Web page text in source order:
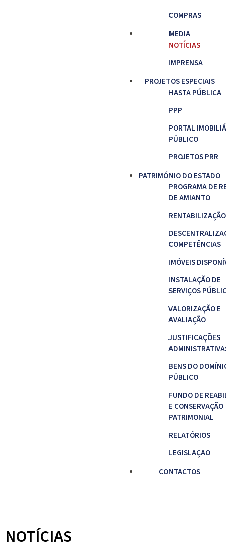
COMPRAS
MEDIA
NOTÍCIAS
IMPRENSA
PROJETOS ESPECIAIS
HASTA PÚBLICA
PPP
PORTAL
PÚBLICO
PROJETOS PRR
PATRIMÓNIO DO ESTADO
PROGRAMA DE
DE AMIANTO
RENTABILIZAÇÃO
COMPETÊNCIAS
IMÓVEIS
INSTALAÇÃO DE
SERVIÇOS
VALORIZAÇÃO E
AVALIAÇÃO
JUSTIFICAÇÕES
BENS DO
PÚBLICO
FUNDO DE
E CONSERVAÇÃO
PATRIMONIAL
RELATÓRIOS
LEGISLAÇAO
CONTACTOS
NOTÍCIAS